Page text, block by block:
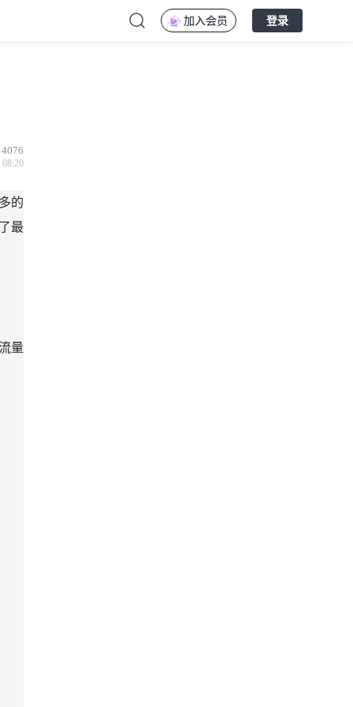
加入会员 登录
4076
08:20
的
最
量